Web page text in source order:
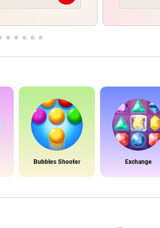
Bubbles Shooter Exchange